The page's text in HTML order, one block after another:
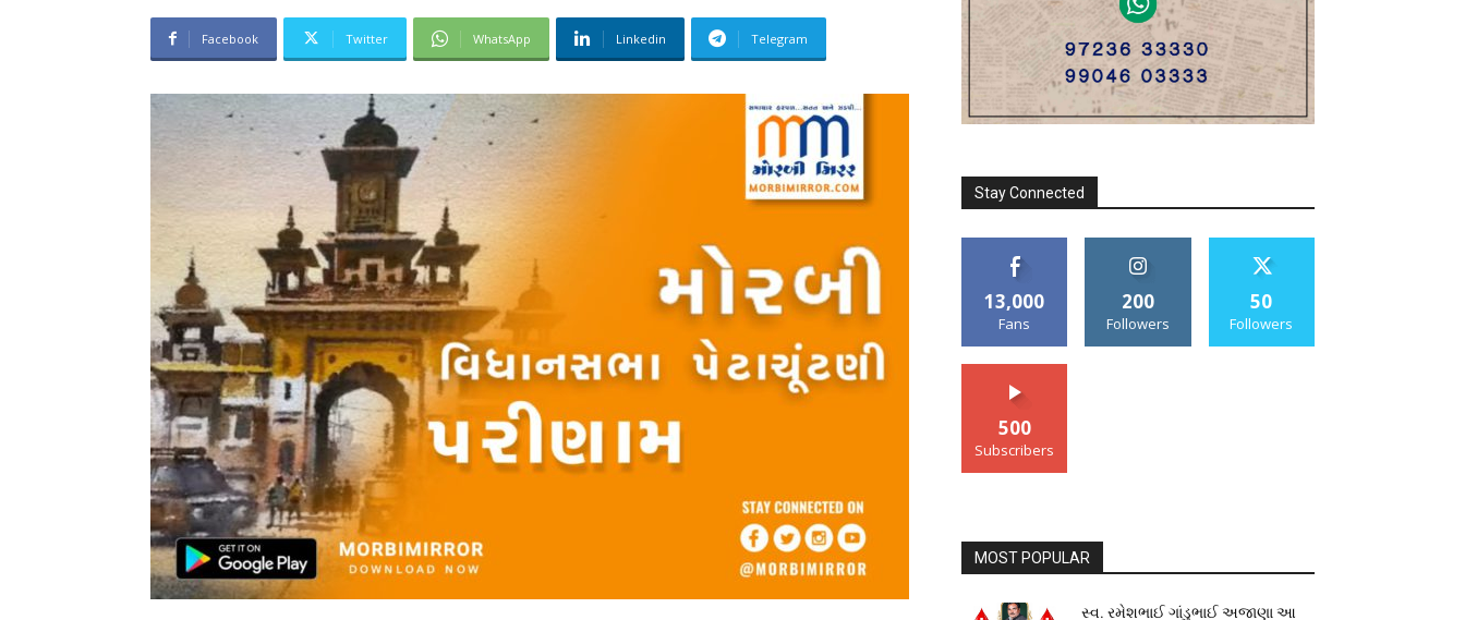
Facebook Twitter WhatsApp Linkedin Telegram
Stay Connected
13,000
Fans
200
Followers
50
Followers
500
Subscribers
MOST POPULAR
સ્વ. રમેશભાઈ ગાંડુભાઈ અજાણા આ